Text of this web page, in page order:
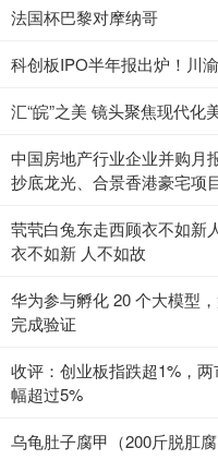
法国杯巴黎对摩纳哥
科创板IPO半年报出炉！川
汇“皖”之美 镜头聚焦现代化
中国房地产行业企业并购月
抄底龙光、合景香港豪宅项
茕茕白兔东走西顾衣不如新
衣不如新 人不如故
华为参与孵化 20 个大模型
完成验证
收评：创业板指跌超1%，
幅超过5%
乌龟肚子腐甲（200斤脱肛